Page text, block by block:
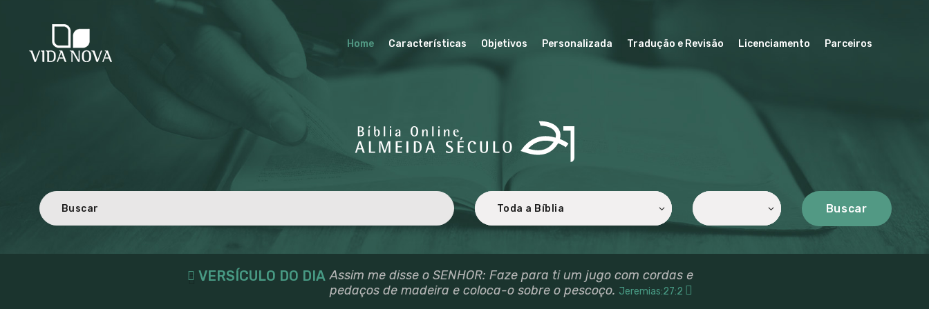
Home Características Objetivos Personalizada Tradução e Revisão Licenciamento Parceiros
Buscar
VERSÍCULO DO DIA Assim me disse o SENHOR: Faze para ti um jugo com cordas e
pedaços de madeira e coloca-o sobre o pescoço. Jeremias:27:2
BÍBLIA ALMEIDA SÉCULO 21
CARACTERÍSTICA
S
PERSONALIZADA
REVISÃO
LICENCIAMENTO
PARCEIROS